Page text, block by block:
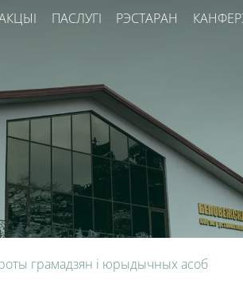
ПАСЛУГІ РЭСТАРАН
грамадзян і юрыдычных асоб